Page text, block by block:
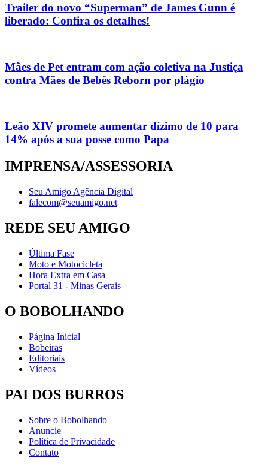
Trailer do novo “Superman” de James Gunn é
liberado: Confira os detalhes!
Mães de Pet entram com ação coletiva na Justiça
contra Mães de Bebês Reborn por plágio
Leão XIV promete aumentar dízimo de 10 para
14% após a sua posse como Papa
IMPRENSA/ASSESSORIA
Seu Amigo Agência Digital
falecom@seuamigo.net
REDE SEU AMIGO
Última Fase
Moto e Motocicleta
Hora Extra em Casa
Portal 31 - Minas Gerais
O BOBOLHANDO
Página Inicial
Bobeiras
Editoriais
Vídeos
PAI DOS BURROS
Sobre o Bobolhando
Anuncie
Política de Privacidade
Contato